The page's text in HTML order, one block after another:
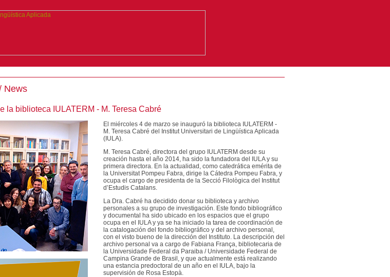
News
la biblioteca IULATERM - M. Teresa Cabré
El miércoles 4 de marzo se inauguró la biblioteca IULATERM -
M. Teresa Cabré del Institut Universitari de Lingüística Aplicada
(IULA).
M. Teresa Cabré, directora del grupo IULATERM desde su
creación hasta el año 2014, ha sido la fundadora del IULA y su
primera directora. En la actualidad, como catedrática emérita de
la Universitat Pompeu Fabra, dirige la Cátedra Pompeu Fabra, y
ocupa el cargo de presidenta de la Secció Filològica del Institut
d’Estudis Catalans.
La Dra. Cabré ha decidido donar su biblioteca y archivo
personales a su grupo de investigación. Este fondo bibliográfico
y documental ha sido ubicado en los espacios que el grupo
ocupa en el IULA y ya se ha iniciado la tarea de coordinación de
la catalogación del fondo bibliográfico y del archivo personal,
con el visto bueno de la dirección del Instituto. La descripción del
archivo personal va a cargo de Fabiana França, bibliotecaria de
la Universidade Federal da Paraiba / Universidade Federal de
Campina Grande de Brasil, y que actualmente está realizando
una estancia predoctoral de un año en el IULA, bajo la
supervisión de Rosa Estopà.